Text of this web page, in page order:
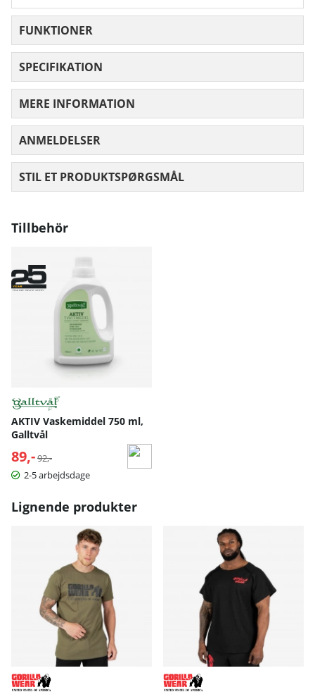
FUNKTIONER
SPECIFIKATION
MERE INFORMATION
ANMELDELSER
STIL ET PRODUKTSPØRGSMÅL
Tillbehör
AKTIV Vaskemiddel 750 ml,
Galltvål
89,- Normalpris:
92,-
2-5 arbejdsdage
Lignende produkter